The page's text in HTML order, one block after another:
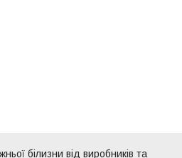
білизни від виробників та